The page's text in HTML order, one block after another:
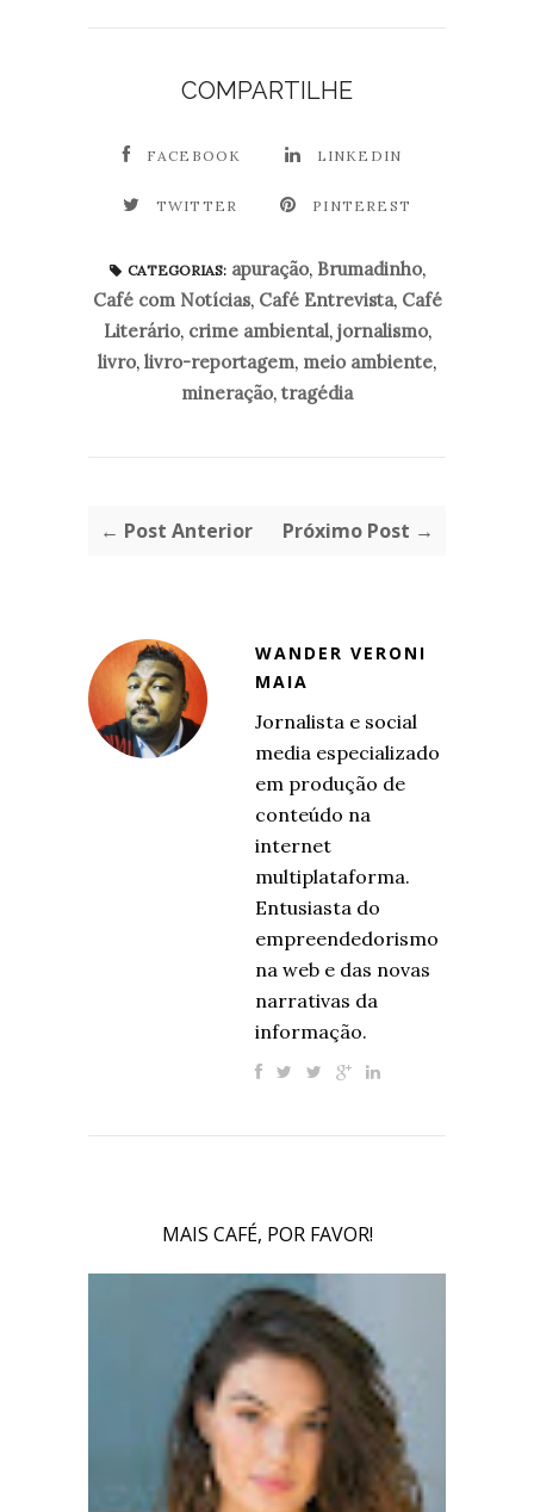
COMPARTILHE
FACEBOOK LINKEDIN
TWITTER PINTEREST
CATEGORIAS: apuração, Brumadinho,
Café com Notícias, Café Entrevista, Café
Literário, crime ambiental, jornalismo,
livro, livro-reportagem, meio ambiente,
mineração, tragédia
← Post Anterior Próximo Post →
WANDER VERONI
MAIA
Jornalista e social
media especializado
em produção de
conteúdo na
internet
multiplataforma.
Entusiasta do
empreendedorismo
na web e das novas
narrativas da
informação.
MAIS CAFÉ, POR FAVOR!